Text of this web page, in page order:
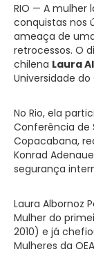
RIO — A
conquistas nos
ameaça de
retrocessos. O
chilena Laura
Universidade do
No Rio, ela
Conferência de
Copacabana,
Konrad
segurança
Laura Albornoz
Mulher do
2010) e já
Mulheres da